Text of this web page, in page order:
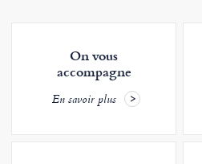
On vous
accompagne
En savoir plus